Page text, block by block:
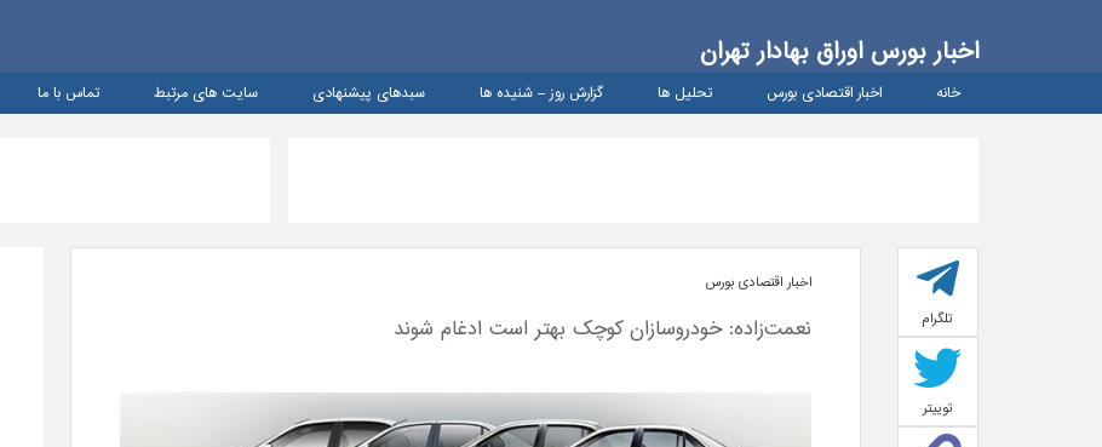
اخبار بورس اوراق بهادار تهران
خانه اخبار اقتصادی بورس تحلیل ها گزارش روز – شنيده ها سبدهای پیشنهادی سایت های مرتبط تماس با ما
تلگرام
توییتر
اخبار اقتصادی بورس
نعمت‌زاده: خودروسازان کوچک بهتر است ادغام شوند